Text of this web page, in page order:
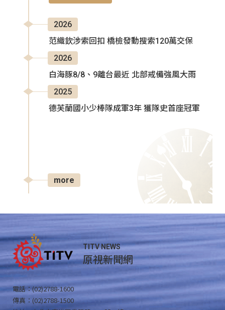
2026
范織欽涉索回扣 橋檢發動搜索120萬交保
2026
白海豚8/8、9離台最近 北部戒備強風大雨
2025
德芙蘭國小少棒隊成軍3年 獲隊史首座冠軍
more
TITV NEWS
原視新聞網
電話：(02)2788-1600
傳真：(02)2788-1500